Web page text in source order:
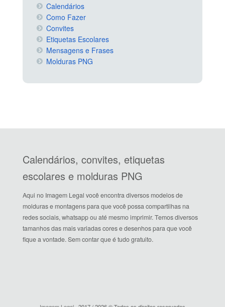
Calendários
Como Fazer
Convites
Etiquetas Escolares
Mensagens e Frases
Molduras PNG
Calendários, convites, etiquetas
escolares e molduras PNG
Aqui no Imagem Legal você encontra diversos modelos de
molduras e montagens para que você possa compartilhas na
redes sociais, whatsapp ou até mesmo imprimir. Temos diversos
tamanhos das mais variadas cores e desenhos para que você
fique a vontade. Sem contar que é tudo gratuito.